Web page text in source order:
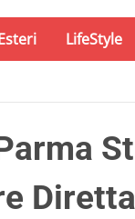
LifeStyle